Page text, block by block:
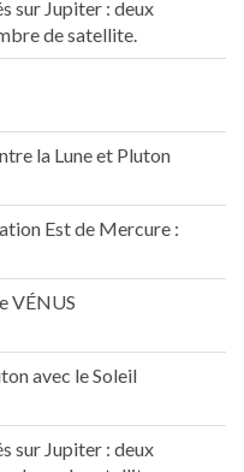
sur Jupiter : deux
de satellite.
la Lune et Pluton
Est de Mercure :
VÉNUS
avec le Soleil
sur Jupiter : deux